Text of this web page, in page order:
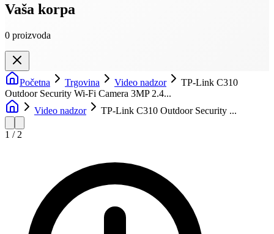
Vaša korpa
0 proizvoda
Početna Trgovina Video nadzor
TP-Link C310
Outdoor Security Wi-Fi Camera 3MP 2.4...
Video nadzor
TP-Link C310 Outdoor Security ...
1 / 2